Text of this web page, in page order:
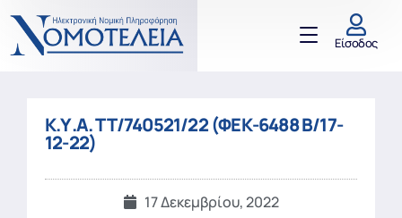
Είσοδος
Κ.Υ.Α. ΤΤ/740521/22 (ΦΕΚ-6488 Β/17-
12-22)
17 Δεκεμβρίου, 2022